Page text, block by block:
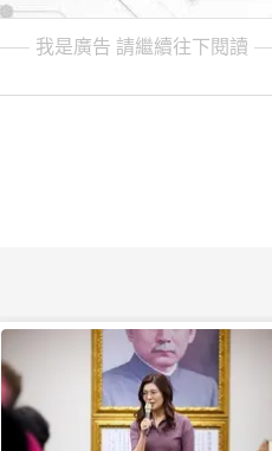
我是廣告 請繼續往下閱讀